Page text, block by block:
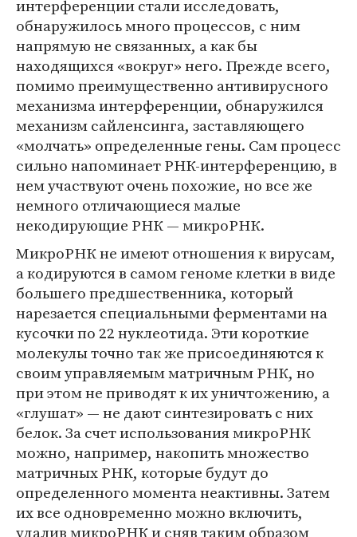
интерференции стали исследовать,
обнаружилось много процессов, с ним
напрямую не связанных, а как бы
находящихся «вокруг» него. Прежде всего,
помимо преимущественно антивирусного
механизма интерференции, обнаружился
механизм сайленсинга, заставляющего
«молчать» определенные гены. Сам процесс
сильно напоминает РНК-интерференцию, в
нем участвуют очень похожие, но все же
немного отличающиеся малые
некодирующие РНК — микроРНК.
МикроРНК не имеют отношения к вирусам,
а кодируются в самом геноме клетки в виде
большего предшественника, который
нарезается специальными ферментами на
кусочки по 22 нуклеотида. Эти короткие
молекулы точно так же присоединяются к
своим управляемым матричным РНК, но
при этом не приводят к их уничтожению, а
«глушат» — не дают синтезировать с них
белок. За счет использования микроРНК
можно, например, накопить множество
матричных РНК, которые будут до
определенного момента неактивны. Затем
их все одновременно можно включить,
удалив микроРНК и сняв таким образом